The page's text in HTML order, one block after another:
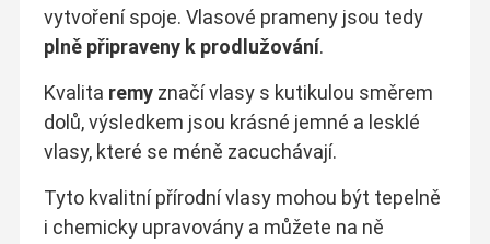
vytvoření spoje. Vlasové prameny jsou tedy
plně připraveny k prodlužování.
Kvalita remyznačí vlasy s kutikulou směrem
dolů, výsledkem jsou krásné jemné a lesklé
vlasy, které se méně zacuchávají.
Tyto kvalitní přírodní vlasy mohou být tepelně
i chemicky upravovány a můžete na ně